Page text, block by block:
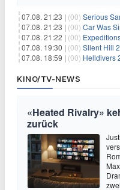
07.08. 21:23 | (00) Serious Sam:
07.08. 21:23 | (00) Car Was
07.08. 21:22 | (00) Expeditions:
07.08. 19:30 | (00) Silent Hill 2
07.08. 18:59 | (00) Helldivers 2 hebt
KINO/TV-NEWS
«Heated Rivalry»
zurück